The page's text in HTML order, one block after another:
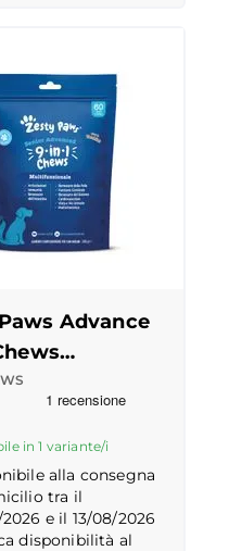
center
Advance
Alimento
Truspilot del
in 1 variante/i
alla consegna
tra il
e il 13/08/2026
disponibilità al